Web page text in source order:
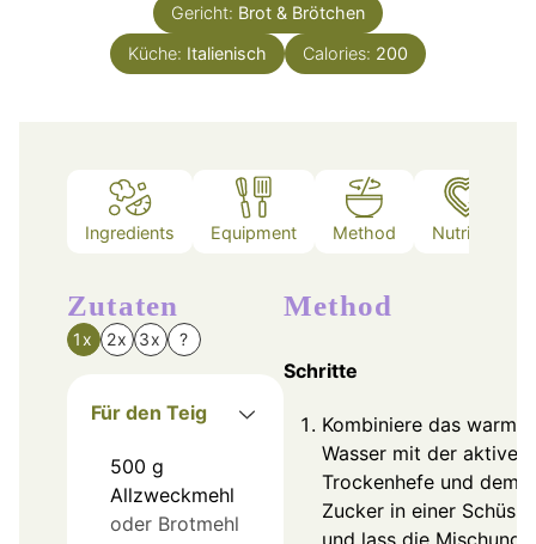
Gericht: Brot & Brötchen
Küche: Italienisch Calories: 200
Ingredients Equipment Method Nutrition
Zutaten
1x 2x 3x ?
Für den Teig
500 g
Allzweckmehl
oder Brotmehl
Method
Schritte
Kombiniere das warme
Wasser mit der aktiven
Trockenhefe und dem
Zucker in einer